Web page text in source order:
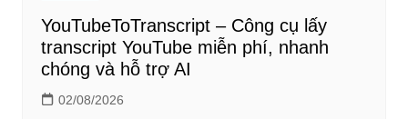
YouTubeToTranscript – Công cụ lấy
transcript YouTube miễn phí, nhanh
chóng và hỗ trợ AI
02/08/2026